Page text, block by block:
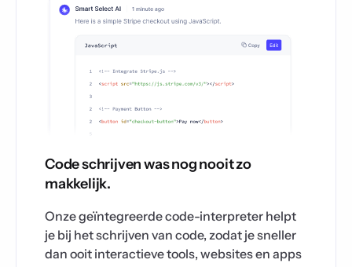
Code schrijven was nog nooit zo
makkelijk.
Onze geïntegreerde code-interpreter helpt
je bij het schrijven van code, zodat je sneller
dan ooit interactieve tools, websites en apps